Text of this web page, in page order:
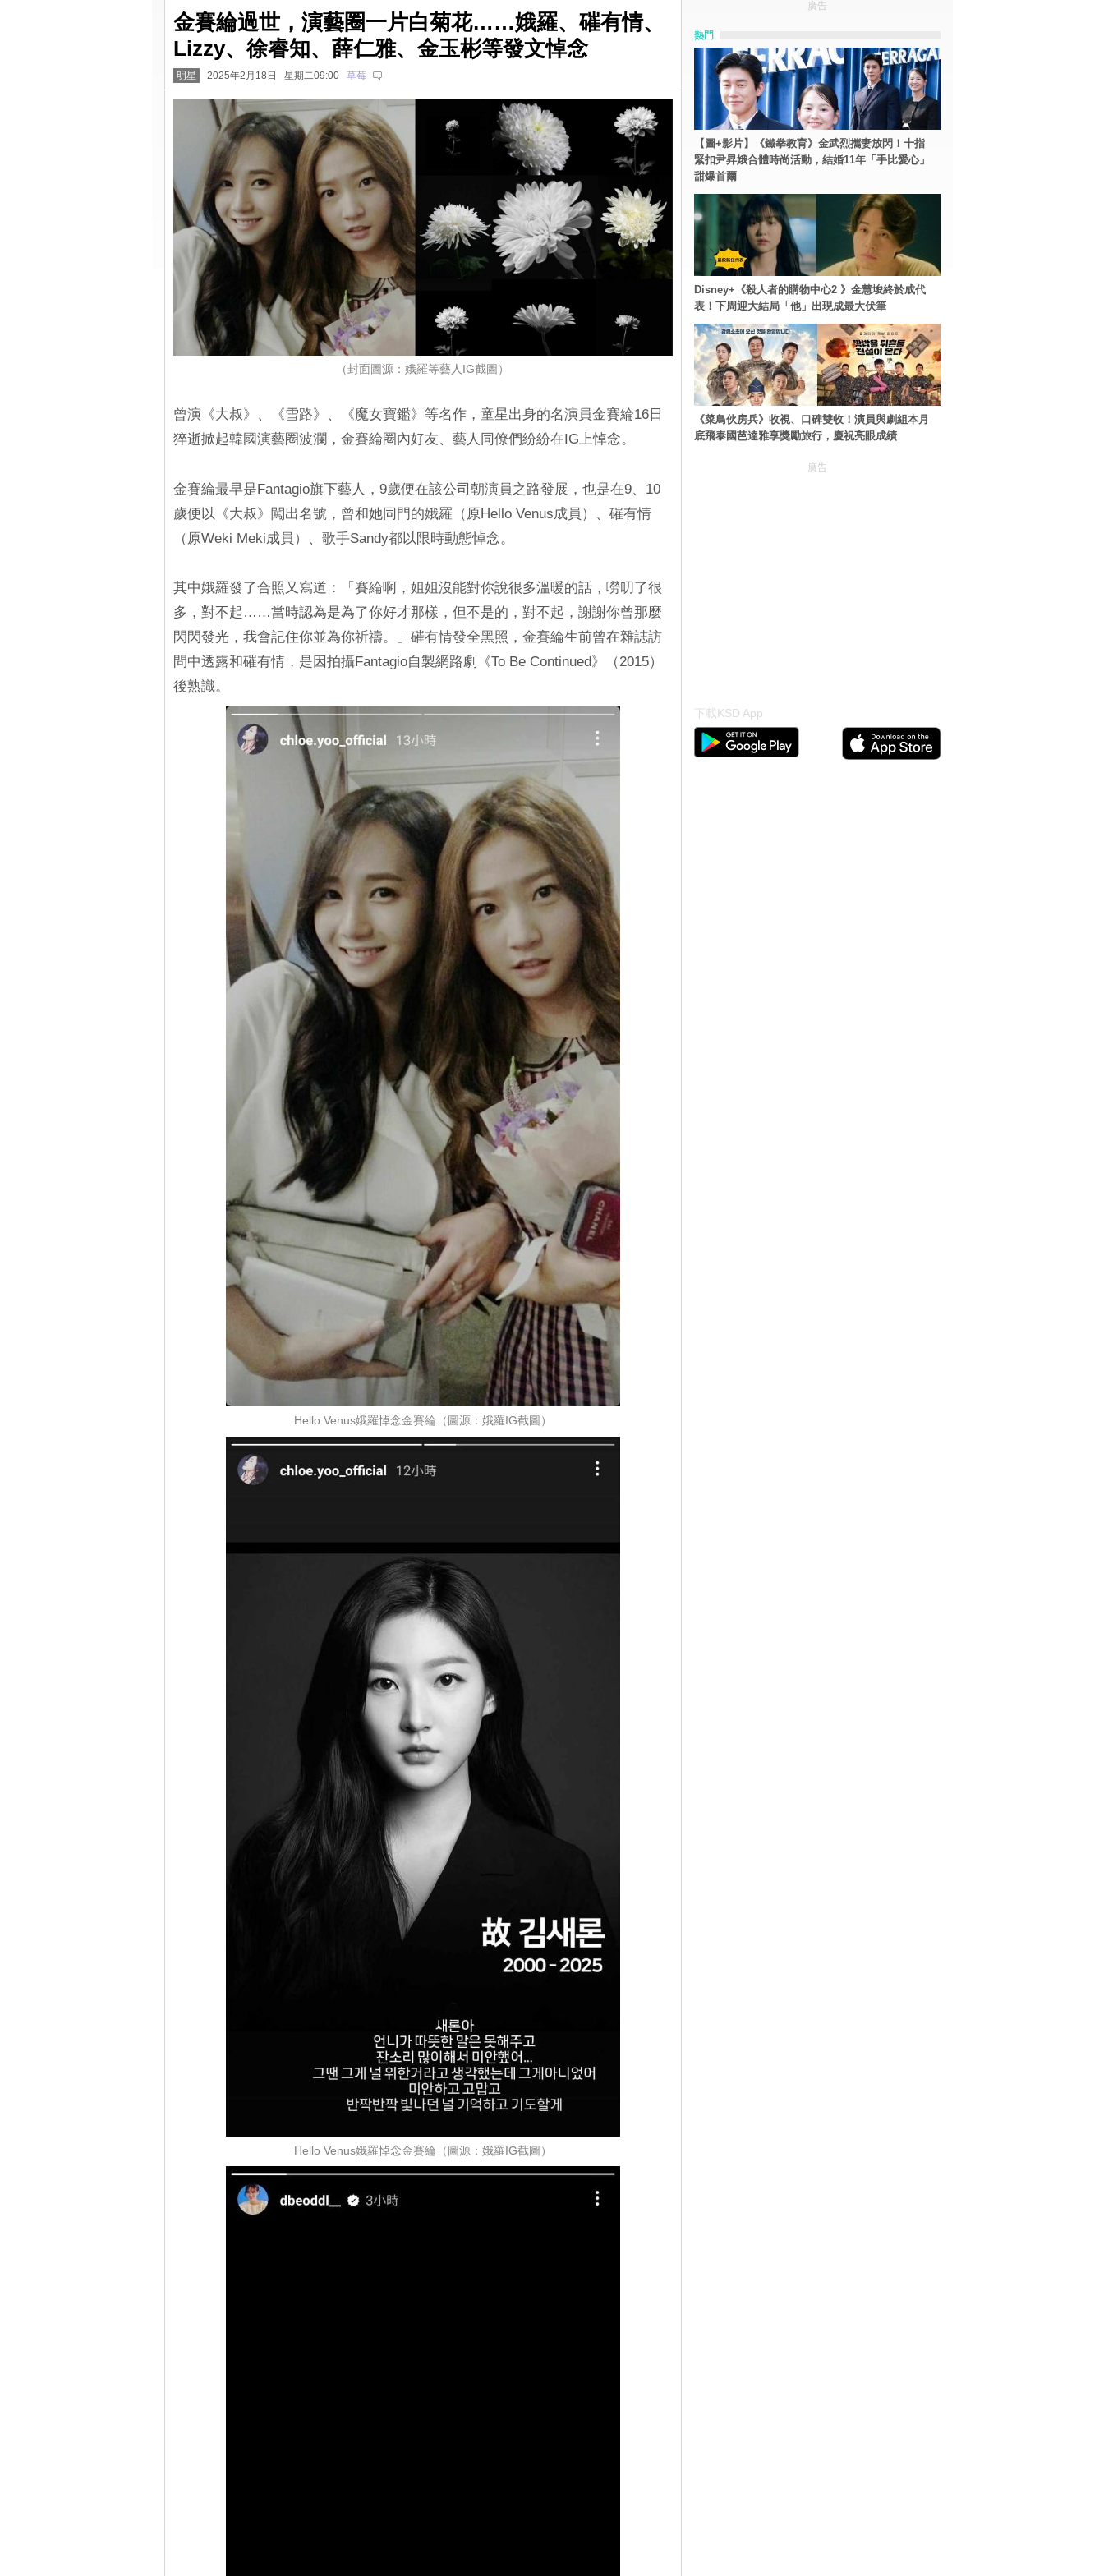
金賽綸過世，演藝圈一片白菊花……娥羅、磪有情、
Lizzy、徐睿知、薛仁雅、金玉彬等發文悼念
明星 2025年2月18日 星期二09:00 草莓
（封面圖源：娥羅等藝人IG截圖）
曾演《大叔》、《雪路》、《魔女寶鑑》等名作，童星出身的名演員金賽綸16日
猝逝掀起韓國演藝圈波瀾，金賽綸圈內好友、藝人同僚們紛紛在IG上悼念。
金賽綸最早是Fantagio旗下藝人，9歲便在該公司朝演員之路發展，也是在9、10
歲便以《大叔》闖出名號，曾和她同門的娥羅（原Hello Venus成員）、磪有情
（原Weki Meki成員）、歌手Sandy都以限時動態悼念。
其中娥羅發了合照又寫道：「賽綸啊，姐姐沒能對你說很多溫暖的話，嘮叨了很
多，對不起……當時認為是為了你好才那樣，但不是的，對不起，謝謝你曾那麼
閃閃發光，我會記住你並為你祈禱。」磪有情發全黑照，金賽綸生前曾在雜誌訪
問中透露和磪有情，是因拍攝Fantagio自製網路劇《To Be Continued》（2015）
後熟識。
Hello Venus娥羅悼念金賽綸（圖源：娥羅IG截圖）
Hello Venus娥羅悼念金賽綸（圖源：娥羅IG截圖）
廣告
熱門
【圖+影片】《鐵拳教育》金武烈攜妻放閃！十指
緊扣尹昇娥合體時尚活動，結婚11年「手比愛心」
甜爆首爾
Disney+《殺人者的購物中心2 》金慧埈終於成代
表！下周迎大結局「他」出現成最大伏筆
《菜鳥伙房兵》收視、口碑雙收！演員與劇組本月
底飛泰國芭達雅享獎勵旅行，慶祝亮眼成績
廣告
下載KSD App